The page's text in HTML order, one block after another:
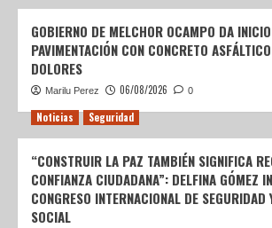
GOBIERNO DE MELCHOR OCAMPO DA
PAVIMENTACIÓN CON CONCRETO
DOLORES
Marilu Perez 06/08/2026 0
Noticias Seguridad
“CONSTRUIR LA PAZ TAMBIÉN SIGNIFICA
CONFIANZA CIUDADANA”: DELFINA GÓMEZ
CONGRESO INTERNACIONAL DE
SOCIAL